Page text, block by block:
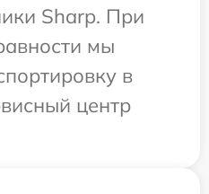
Sharp. При
мы
в
центр